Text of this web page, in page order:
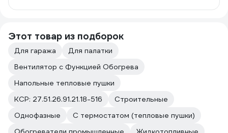
Этот товар из подборок
Для гаража
Для палатки
Вентилятор с Функцией Обогрева
Напольные тепловые пушки
КСР: 27.51.26.91.21.18-516
Строительные
Однофазные
С термостатом (тепловые пушки)